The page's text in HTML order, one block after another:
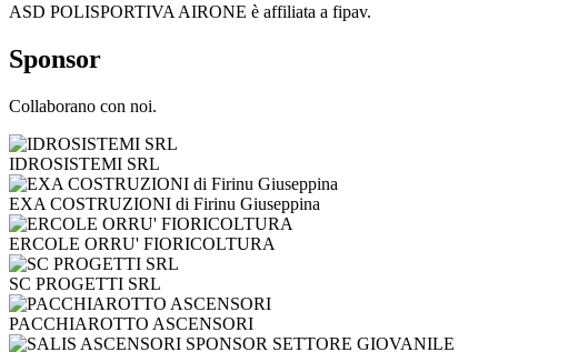
ASD POLISPORTIVA AIRONE è affiliata a fipav.
Sponsor
Collaborano con noi.
IDROSISTEMI SRL
EXA COSTRUZIONI di Firinu Giuseppina
ERCOLE ORRU' FIORICOLTURA
SC PROGETTI SRL
PACCHIAROTTO ASCENSORI